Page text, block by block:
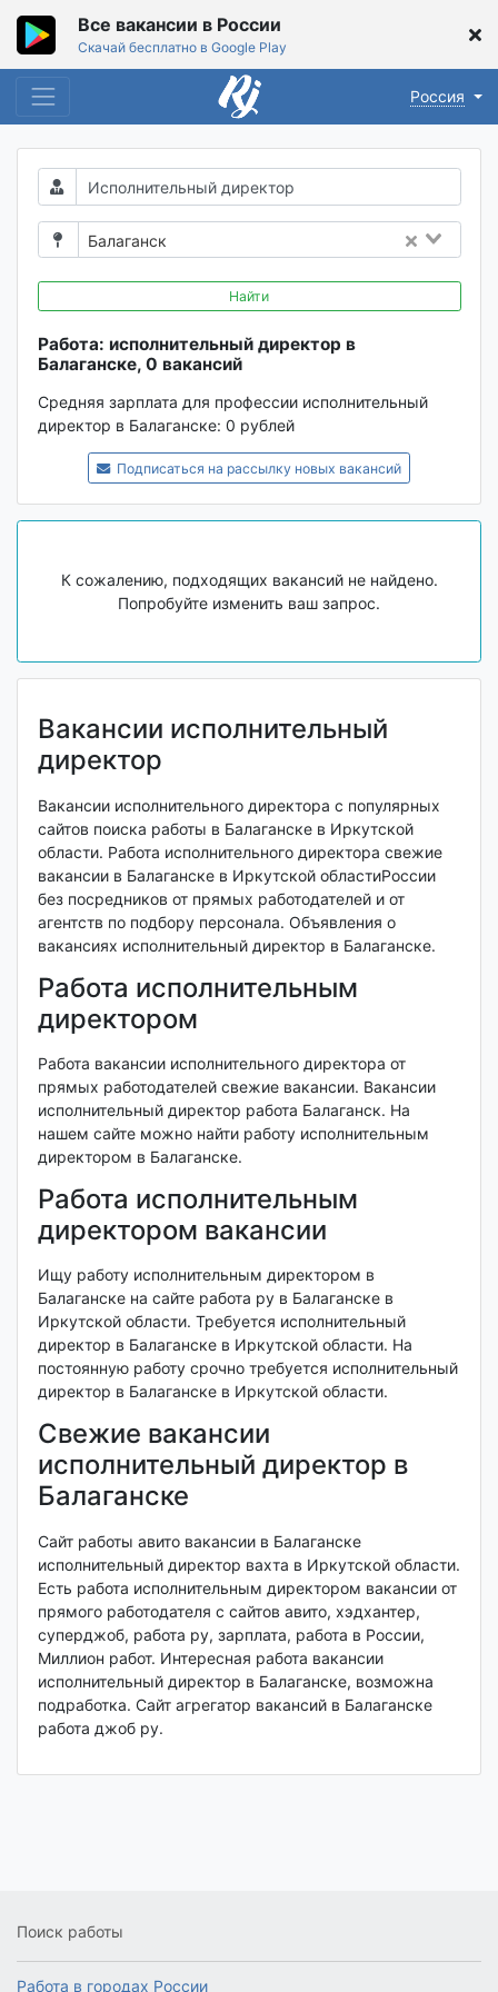
Все вакансии в России
Скачай бесплатно в Google Play
Россия
Балаганск
Найти
Работа: исполнительный директор в
Балаганске, 0 вакансий
Средняя зарплата для профессии исполнительный
директор в Балаганске: 0 рублей
Подписаться на рассылку новых вакансий
К сожалению, подходящих вакансий не найдено.
Попробуйте изменить ваш запрос.
Вакансии исполнительный
директор
Вакансии исполнительного директора с популярных
сайтов поиска работы в Балаганске в Иркутской
области. Работа исполнительного директора свежие
вакансии в Балаганске в Иркутской областиРоссии
без посредников от прямых работодателей и от
агентств по подбору персонала. Объявления о
вакансиях исполнительный директор в Балаганске.
Работа исполнительным
директором
Работа вакансии исполнительного директора от
прямых работодателей свежие вакансии. Вакансии
исполнительный директор работа Балаганск. На
нашем сайте можно найти работу исполнительным
директором в Балаганске.
Работа исполнительным
директором вакансии
Ищу работу исполнительным директором в
Балаганске на сайте работа ру в Балаганске в
Иркутской области. Требуется исполнительный
директор в Балаганске в Иркутской области. На
постоянную работу срочно требуется исполнительный
директор в Балаганске в Иркутской области.
Свежие вакансии
исполнительный директор в
Балаганске
Сайт работы авито вакансии в Балаганске
исполнительный директор вахта в Иркутской области.
Есть работа исполнительным директором вакансии от
прямого работодателя с сайтов авито, хэдхантер,
суперджоб, работа ру, зарплата, работа в России,
Миллион работ. Интересная работа вакансии
исполнительный директор в Балаганске, возможна
подработка. Сайт агрегатор вакансий в Балаганске
работа джоб ру.
Поиск работы
Работа в городах России